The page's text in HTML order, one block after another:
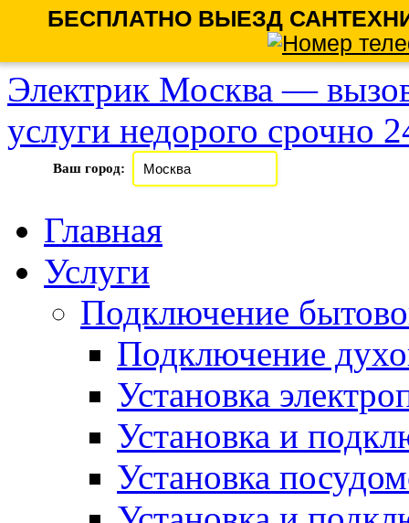
БЕСПЛАТНО ВЫЕЗД
Электрик Москва —
услуги недорого срочно
Ваш город:
Главная
Услуги
Подключение
Подключение
Установка
Установка и
Установка